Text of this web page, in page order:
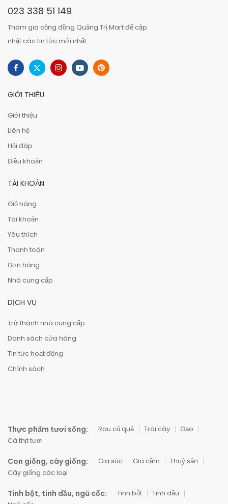
023 338 51 149
Tham gia cộng đồng Quảng Trị Mart để cập
nhật các tin tức mới nhất
GIỚI THIỆU
Giới thiệu
Liên hệ
Hỏi đáp
Điều khoản
TÀI KHOẢN
Giỏ hàng
Tài khoản
Yêu thích
Thanh toán
Đơn hàng
Nhà cung cấp
DỊCH VỤ
Trở thành nhà cung cấp
Danh sách cửa hàng
Tin tức hoạt động
Chính sách
Thực phẩm tươi sống: Rau củ quả Trái cây
Gạo
Cá thịt tươi
Con giống, cây giống: Gia súc Gia cầm
Thuỷ sản
Cây giống các loại
Tinh bột, tinh dầu, ngũ cốc: Tinh bột
Tinh dầu